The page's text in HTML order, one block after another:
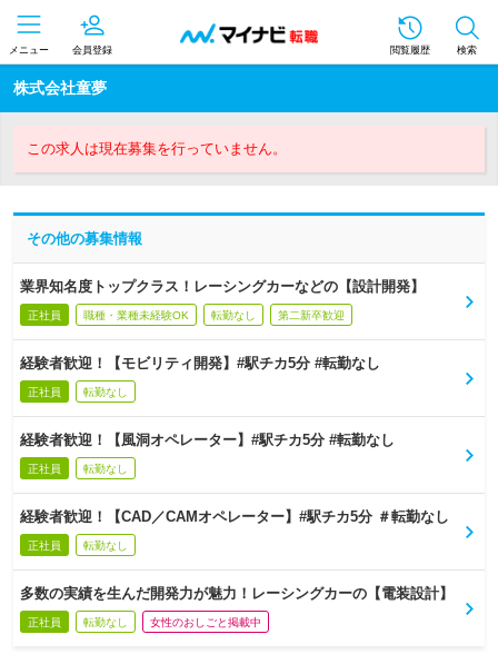
メニュー 会員登録 閲覧履歴 検索
株式会社童夢
この求人は現在募集を行っていません。
その他の募集情報
業界知名度トップクラス！レーシングカーなどの【設計開発】
正社員 職種・業種未経験OK 転勤なし 第二新卒歓迎
経験者歓迎！【モビリティ開発】#駅チカ5分 #転勤なし
正社員 転勤なし
経験者歓迎！【風洞オペレーター】#駅チカ5分 #転勤なし
正社員 転勤なし
経験者歓迎！【CAD／CAMオペレーター】#駅チカ5分 ＃転勤なし
正社員 転勤なし
多数の実績を生んだ開発力が魅力！レーシングカーの【電装設計】
正社員 転勤なし 女性のおしごと掲載中